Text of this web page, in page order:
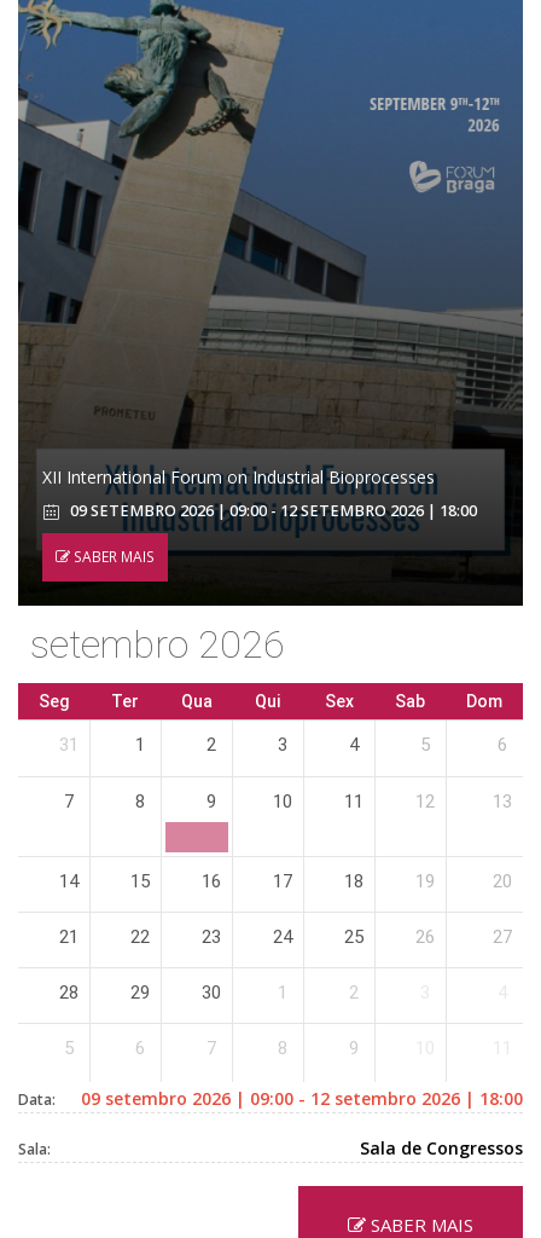
XII International Forum on Industrial Bioprocesses
09 SETEMBRO 2026 | 09:00 - 12 SETEMBRO 2026 | 18:00
SABER MAIS
setembro 2026
Seg Ter Qua Qui Sex Sab Dom
31 1 2 3 4 5 6
7 8 9 10 11 12 13
14 15 16 17 18 19 20
21 22 23 24 25 26 27
28 29 30 1 2
5 6 7 8 9
Data: 09 setembro 2026 | 09:00 - 12 setembro 2026 | 18:00
Sala: Sala de Congressos
SABER MAIS